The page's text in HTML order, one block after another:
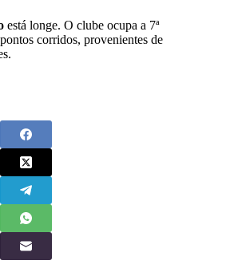
está longe. O clube ocupa a 7ª
corridos, provenientes de